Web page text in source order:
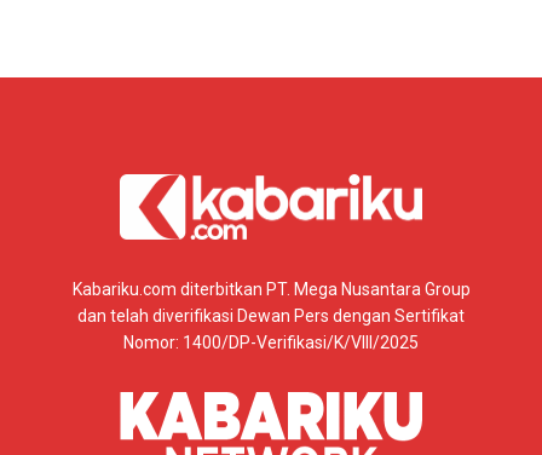
Kabariku.com diterbitkan PT. Mega Nusantara Group
dan telah diverifikasi Dewan Pers dengan Sertifikat
Nomor: 1400/DP-Verifikasi/K/VIII/2025